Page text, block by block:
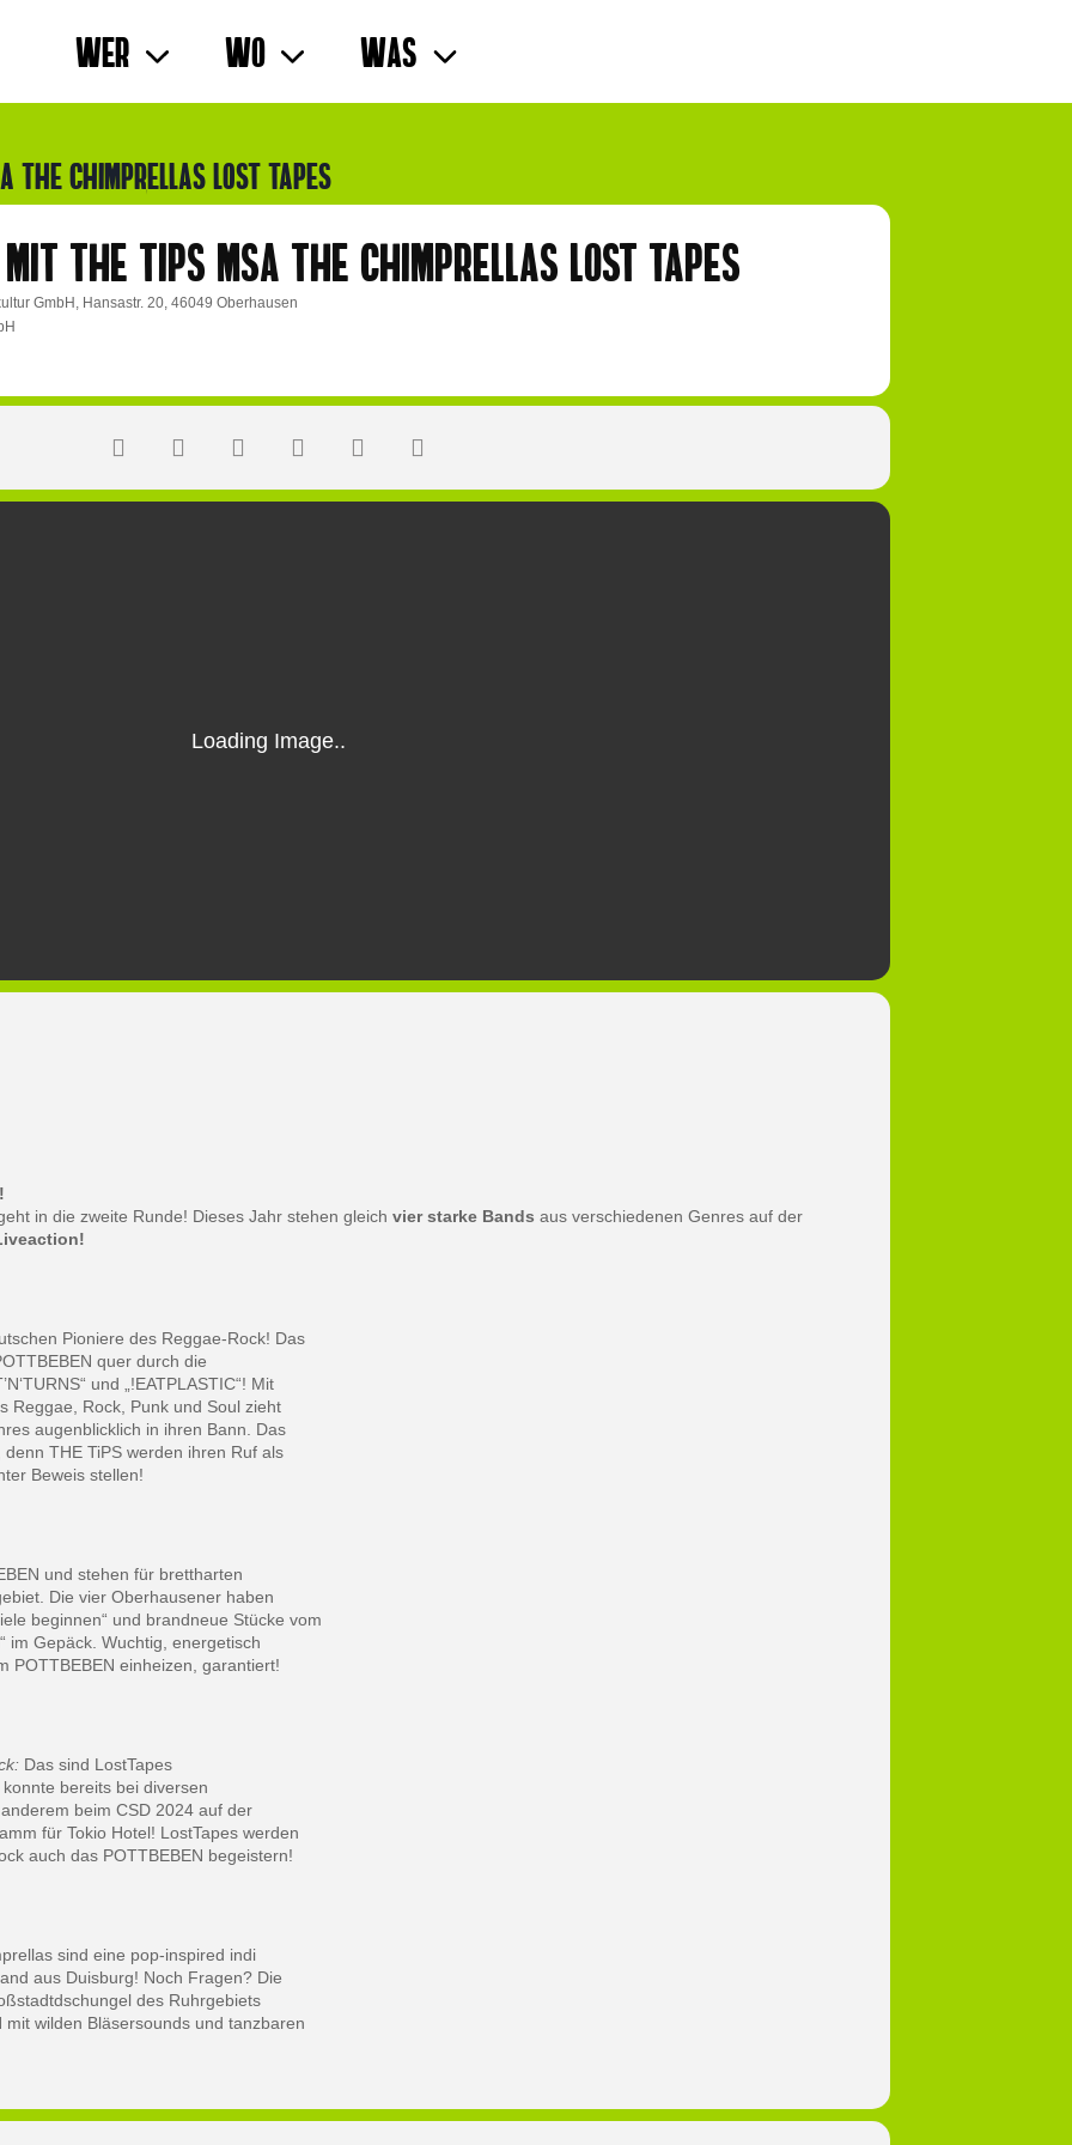
Wer Wo Was
CHIMPRELLAS LOST TAPES
THE TIPS MSA THE CHIMPRELLAS LOST TAPES
GmbH, Hansastr. 20, 46049 Oberhausen
in die zweite Runde! Dieses Jahr stehen gleich vier starke Bands aus verschiedenen Genres auf der
Pioniere des Reggae-Rock! Das
quer durch die
und „!EATPLASTIC“! Mit
Reggae, Rock, Punk und Soul zieht
augenblicklich in ihren Bann. Das
THE TiPS werden ihren Ruf als
Beweis stellen!
und stehen für brettharten
Die vier Oberhausener haben
beginnen“ und brandneue Stücke vom
im Gepäck. Wuchtig, energetisch
POTTBEBEN einheizen, garantiert!
Das sind LostTapes
bereits bei diversen
beim CSD 2024 auf der
für Tokio Hotel! LostTapes werden
auch das POTTBEBEN begeistern!
sind eine pop-inspired indi
aus Duisburg! Noch Fragen? Die
des Ruhrgebiets
wilden Bläsersounds und tanzbaren